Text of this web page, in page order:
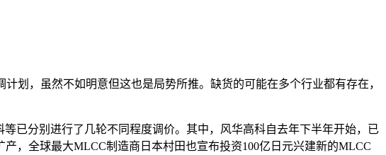
划，虽然不如明意但这也是局势所推。缺货的可能在多个行业都有存在，
已分别进行了几轮不同程度调价。其中，风华高科自去年下半年开始，已
，全球最大MLCC制造商日本村田也宣布投资100亿日元兴建新的MLCC